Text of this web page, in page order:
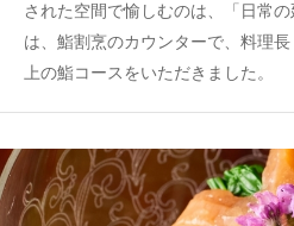
された空間で愉しむのは、「日常
は、鮨割烹のカウンターで、料理
上の鮨コースをいただきました。